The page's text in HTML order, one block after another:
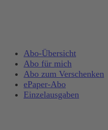
Abo-Übersicht
Abo für mich
Abo zum Verschenken
ePaper-Abo
Einzelausgaben